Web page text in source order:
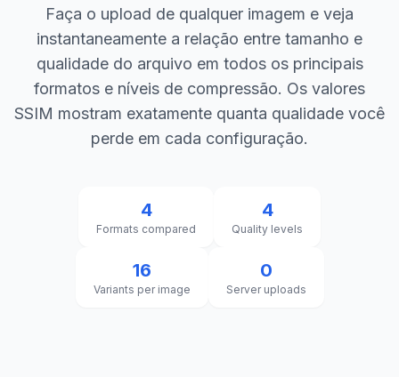
Faça o upload de qualquer imagem e veja
instantaneamente a relação entre tamanho e
qualidade do arquivo em todos os principais
formatos e níveis de compressão. Os valores
SSIM mostram exatamente quanta qualidade você
perde em cada configuração.
4
Formats compared
4
Quality levels
16
Variants per image
0
Server uploads